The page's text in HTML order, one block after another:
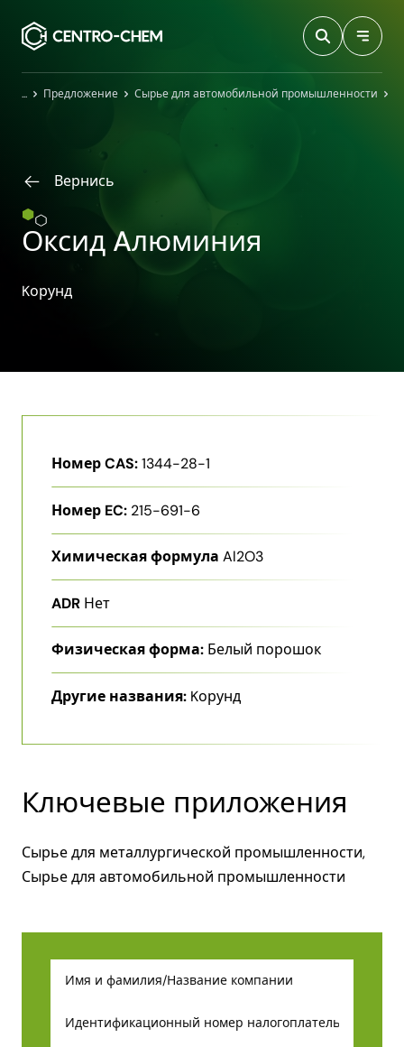
ГлавнаяПредложение Сырье для автомобильной промышленности
Вернись
Оксид Aлюминия
Kорунд
Номер CAS:1344-28-1
Номер EC: 215-691-6
Химическая формула Al2O3
ADR Нет
Физическая форма: Белый порошок
Другие названия: Kорунд
Ключевые приложения
Сырье для металлургической промышленности,
Сырье для автомобильной промышленности